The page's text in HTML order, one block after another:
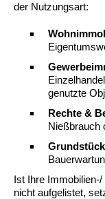
der Nutzungsart:
genutzte
Rechte &
Nießbrauch
Ist Ihre
nicht aufgelistet,